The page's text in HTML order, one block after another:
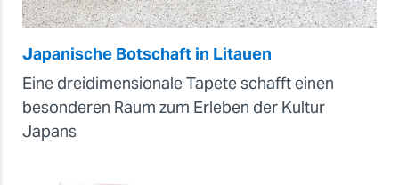
Japanische Botschaft in Litauen
Eine dreidimensionale Tapete schafft einen
besonderen Raum zum Erleben der Kultur
Japans